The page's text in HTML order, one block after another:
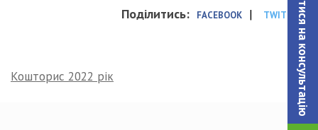
Записатися на консультацiю
Поділитись: FACEBOOK | TWITTER
Кошторис 2022 рік